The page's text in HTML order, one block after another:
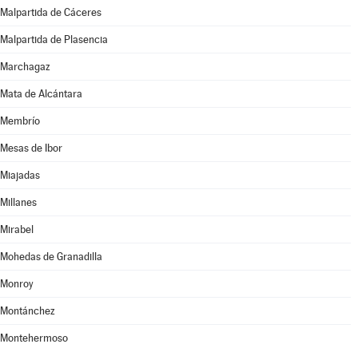
Malpartida de Cáceres
Malpartida de Plasencia
Marchagaz
Mata de Alcántara
Membrío
Mesas de Ibor
Miajadas
Millanes
Mirabel
Mohedas de Granadilla
Monroy
Montánchez
Montehermoso